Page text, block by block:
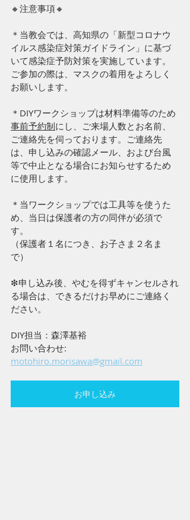
🔸注意事項🔸
＊当教会では、高知県の「新型コロナウ
イルス感染症対策ガイドライン」に基づ
いて感染症予防対策を実施しています。
ご参加の際は、マスクの着用をよろしく
お願いします。
＊DIYワークショップは材料準備等のため
事前予約制にし、ご来場人数とお名前、
ご連絡先を伺っております。ご連絡先
は、申し込みの確認メール、および台風
等で中止となる場合にお知らせするため
に使用します。
＊当ワークショップでは工具等を使うた
め、当日は保護者の方の同伴が必須で
す。
（保護者１名につき、お子さま２名ま
で）
❇︎申し込み後、やむを得ずキャンセルされ
る場合は、できるだけお早めにご連絡く
ださい。
DIY担当：森澤基裕
お問い合わせ:
motohiro.morisawa@gmail.com
お申し込み